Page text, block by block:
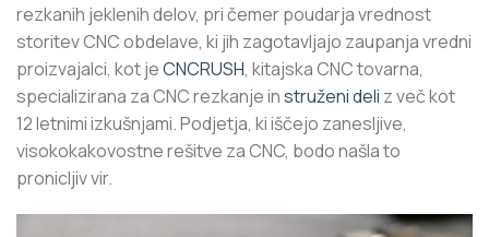
rezkanih jeklenih delov, pri čemer poudarja vrednost
storitev CNC obdelave, ki jih zagotavljajo zaupanja vredni
proizvajalci, kot jeCNCRUSH, kitajska CNC tovarna,
specializirana za CNC rezkanje instruženi deli z več kot
12 letnimi izkušnjami. Podjetja, ki iščejo zanesljive,
visokokakovostne rešitve za CNC, bodo našla to
pronicljiv vir.